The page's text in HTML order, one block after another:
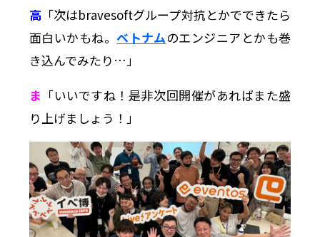
高 「次はbravesoftグループ対抗とかでできたら
面白いかもね。ベトナムのエンジニアとかも巻
き込んでみたり…」
ま 「いいですね！是非次回開催があればまた盛
り上げましょう！」